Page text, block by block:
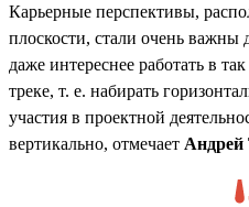
Карьерные перспективы,
плоскости, стали очень важны
даже интереснее работать в
треке, т. е. набирать
участия в проектной
вертикально, отмечает Андрей